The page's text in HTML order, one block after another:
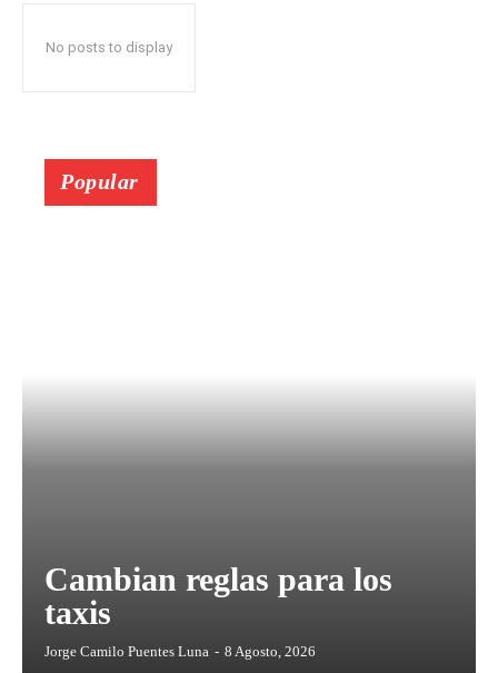
No posts to display
Popular
Cambian reglas para los
taxis
Jorge Camilo Puentes Luna - 8 Agosto, 2026